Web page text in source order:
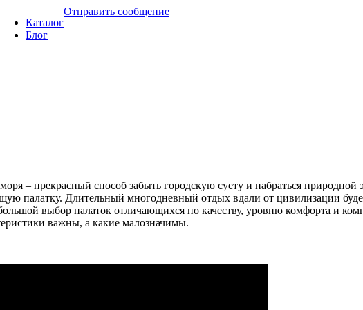
Каталог
Блог
Отправить сообщение
– прекрасный способ забыть городскую суету и набраться
палатку. Длительный многодневный отдых вдали от цивилизации
выбор палаток отличающихся по качеству, уровню комфорта и
важны, а какие малозначимы.